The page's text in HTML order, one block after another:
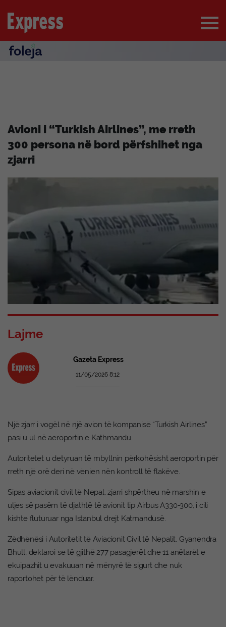
Avioni i “Turkish Airlines”, me rreth
300 persona në bord përfshihet nga
zjarri
Lajme
Gazeta Express
11/05/2026 8:12
Një zjarr i vogël në një avion të kompanisë “Turkish Airlines”
pasi u ul në aeroportin e Kathmandu.
Autoritetet u detyruan të mbyllnin përkohësisht aeroportin për
rreth një orë deri në vënien nën kontroll të flakëve.
Sipas aviacionit civil të Nepal, zjarri shpërtheu në marshin e
uljes së pasëm të djathtë të avionit tip Airbus A330-300, i cili
kishte fluturuar nga Istanbul drejt Katmandusë.
Zëdhënësi i Autoritetit të Aviacionit Civil të Nepalit, Gyanendra
Bhull, deklaroi se të gjithë 277 pasagjerët dhe 11 anëtarët e
ekuipazhit u evakuuan në mënyrë të sigurt dhe nuk
raportohet për të lënduar.